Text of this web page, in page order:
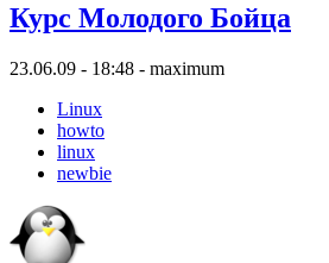
Курс Молодого Бойца
23.06.09 - 18:48 - maximum
Linux
howto
linux
newbie